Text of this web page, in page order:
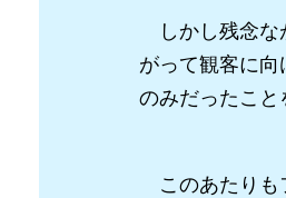
しかし残念な
がって観客に
のみだったこと
このあたりも